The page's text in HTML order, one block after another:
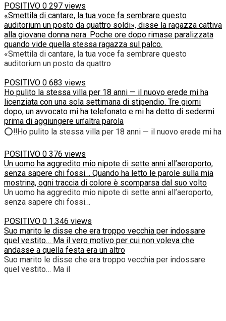
POSITIVO 0 297 views
«Smettila di cantare, la tua voce fa sembrare questo
auditorium un posto da quattro soldi», disse la ragazza cattiva
alla giovane donna nera. Poche ore dopo rimase paralizzata
quando vide quella stessa ragazza sul palco.
«Smettila di cantare, la tua voce fa sembrare questo
auditorium un posto da quattro
POSITIVO 0 683 views
Ho pulito la stessa villa per 18 anni — il nuovo erede mi ha
licenziata con una sola settimana di stipendio. Tre giorni
dopo, un avvocato mi ha telefonato e mi ha detto di sedermi
prima di aggiungere un’altra parola
⭕‼️Ho pulito la stessa villa per 18 anni — il nuovo erede mi ha
POSITIVO 0 376 views
Un uomo ha aggredito mio nipote di sette anni all’aeroporto,
senza sapere chi fossi… Quando ha letto le parole sulla mia
mostrina, ogni traccia di colore è scomparsa dal suo volto
Un uomo ha aggredito mio nipote di sette anni all’aeroporto,
senza sapere chi fossi…
POSITIVO 0 1.346 views
Suo marito le disse che era troppo vecchia per indossare
quel vestito… Ma il vero motivo per cui non voleva che
andasse a quella festa era un altro
Suo marito le disse che era troppo vecchia per indossare
quel vestito… Ma il